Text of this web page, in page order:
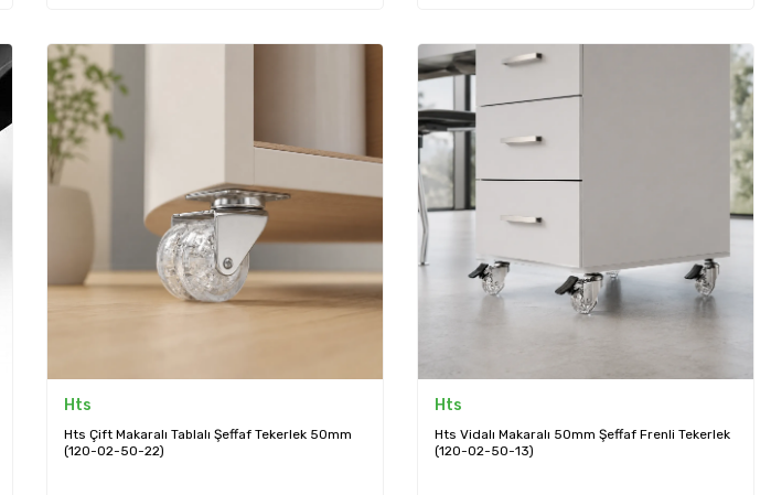
Hts
Hts Çift Makaralı Tablalı Şeffaf Tekerlek 50mm
(120-02-50-22)
Hts
Hts Vidalı Makaralı 50mm Şeffaf Frenli Tekerlek
(120-02-50-13)